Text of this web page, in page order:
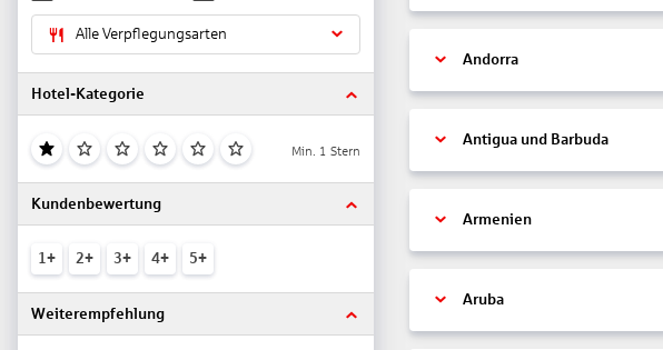
Alle Verpflegungsarten
Hotel-Kategorie
Min. 1 Stern
Kundenbewertung
1+ 2+ 3+ 4+ 5+
Weiterempfehlung
Andorra
Antigua und Barbuda
Armenien
Aruba